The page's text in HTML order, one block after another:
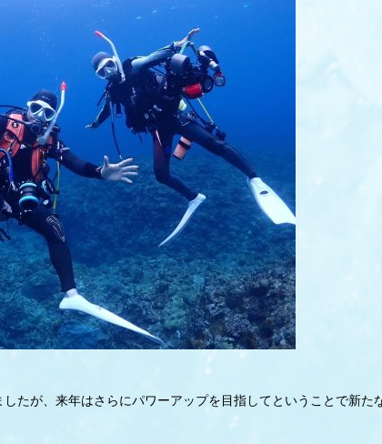
たが、来年はさらにパワーアップを目指してということで新た